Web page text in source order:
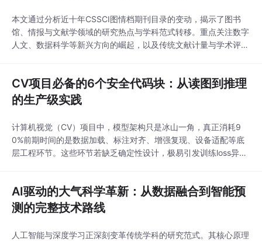
本文通过分析近十年CSSCI图情档期刊目录的变动，揭示了图书
馆、情报与文献学领域的研究热点与学科范式转移。重点关注数字
人文、数据科学等新兴方向的崛起，以及传统文献计量与学术评价
CV项目必备的6个安全代码块：从读图到推理
的生产级实践
计算机视觉（CV）项目中，模型架构只是冰山一角，真正消耗9
0%前期时间的是数据加载、标注对齐、增强复现、设备适配等底
层工程环节。这些环节若缺乏确定性设计，极易引发训练loss异
供可嵌入任意项目的原子级代码块——每个模块均满足白盒可控、
跨平台一致、失败即报
AI驱动的大气科学革新：从数据融合到智能预
测的完整技术路线
人工智能与深度学习正深刻变革传统学科的研究范式。其核心原理